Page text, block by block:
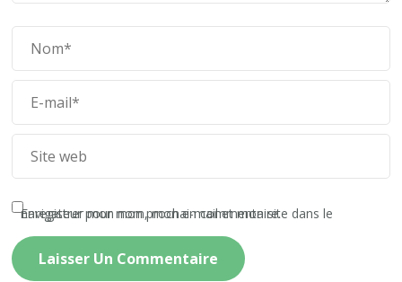
Enregistrer mon nom, mon e-mail et mon site dans le navigateur pour mon prochain commentaire.